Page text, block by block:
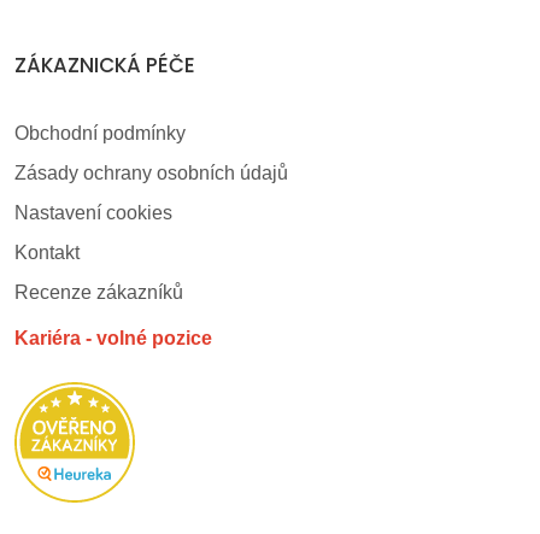
ZÁKAZNICKÁ PÉČE
Obchodní podmínky
Zásady ochrany osobních údajů
Nastavení cookies
Kontakt
Recenze zákazníků
Kariéra - volné pozice